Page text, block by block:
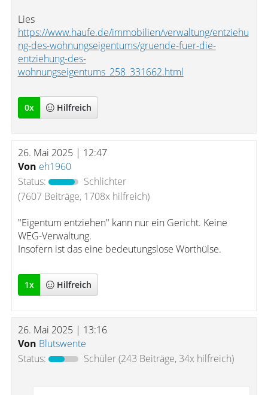
Lies
https://www.haufe.de/immobilien/verwaltung/entziehu
ng-des-wohnungseigentums/gruende-fuer-die-
entziehung-des-
wohnungseigentums_258_331662.html
0x Hilfreich
26. Mai 2025 | 12:47
Von eh1960
Status:
Schlichter
(7607 Beiträge, 1708x hilfreich)
"Eigentum entziehen" kann nur ein Gericht. Keine
WEG-Verwaltung.
Insofern ist das eine bedeutungslose Worthülse.
1x Hilfreich
26. Mai 2025 | 13:16
Von Blutswente
Status:
Schüler(243 Beiträge, 34x hilfreich)